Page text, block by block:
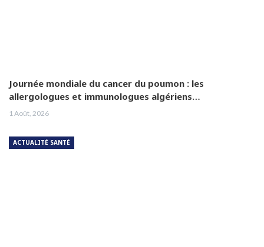
Journée mondiale du cancer du poumon : les
allergologues et immunologues algériens…
1 Août, 2026
ACTUALITÉ SANTÉ